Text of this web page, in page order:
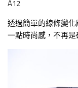
A12
透過簡單的線條變
一點時尚感，不再是